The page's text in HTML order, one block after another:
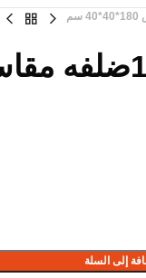
لوكرز تخزين معدن
إلى السلة